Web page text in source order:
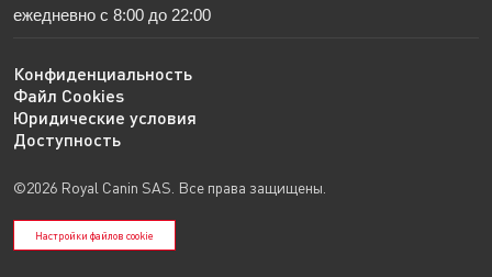
ежедневно с 8:00 до 22:00
Конфиденциальность
Файл Cookies
Юридические условия
Доступность
©2026 Royal Canin SAS. Все права защищены.
Настройки файлов cookie